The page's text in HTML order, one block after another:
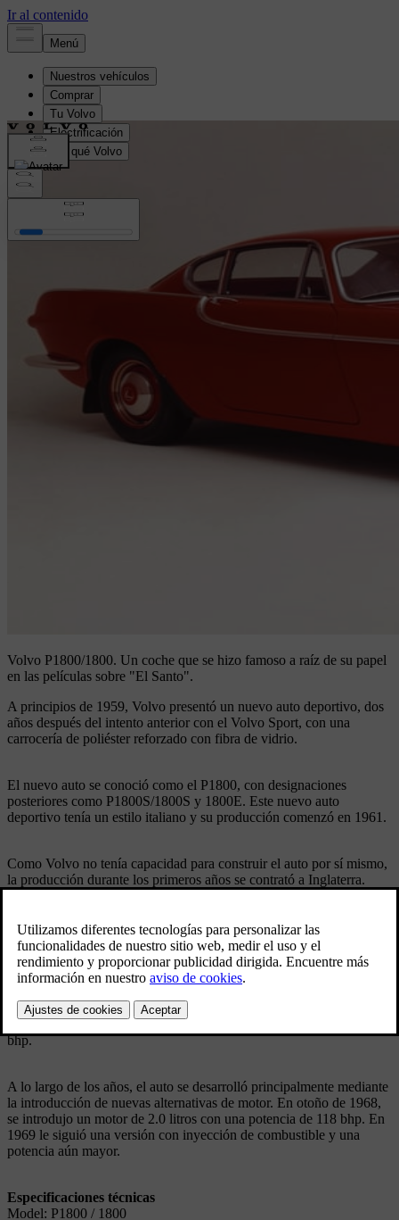
Volvo P1800/1800. Un coche que se hizo famoso a raíz de su papel
en las películas sobre "El Santo".
A principios de 1959, Volvo presentó un nuevo auto deportivo, dos
años después del intento anterior con el Volvo Sport, con una
carrocería de poliéster reforzado con fibra de vidrio.
El nuevo auto se conoció como el P1800, con designaciones
posteriores como P1800S/1800S y 1800E. Este nuevo auto
deportivo tenía un estilo italiano y su producción comenzó en 1961.
Como Volvo no tenía capacidad para construir el auto por sí mismo,
la producción durante los primeros años se contrató a Inglaterra.
P-1800 S se trasladó entonces a Gotemburgo y Lundbyverken 1963.
La producción de carrocerías también se trasladó a Suecia y a
Olofströmsverken. Esto fue en relación con el 1800 E en 1969. El
Volvo P1800 se basaba en el chasis del Volvo 121/122S, pero tenía
motor completamente nuevo de 1.8 litros y 4 cilindros, que
inicialmente desarrollaba 100 bhp, y posteriormente 108, 115 y 120
bhp.
A lo largo de los años, el auto se desarrolló principalmente mediante
la introducción de nuevas alternativas de motor. En otoño de 1968,
se introdujo un motor de 2.0 litros con una potencia de 118 bhp. En
1969 le siguió una versión con inyección de combustible y una
potencia aún mayor.
Especificaciones técnicas
Model: P1800 / 1800